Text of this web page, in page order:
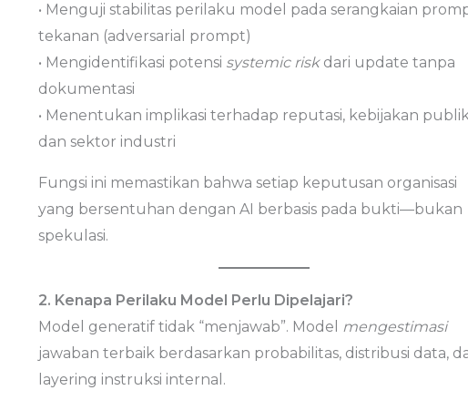
• Menguji stabilitas perilaku model pada serangkaian
tekanan (adversarial prompt)
• Mengidentifikasi potensi systemic riskdari update tanpa
dokumentasi
• Menentukan implikasi terhadap reputasi, kebijakan
dan sektor industri
Fungsi ini memastikan bahwa setiap keputusan organisasi
yang bersentuhan dengan AI berbasis pada bukti—bukan
spekulasi.
2. Kenapa Perilaku Model Perlu Dipelajari?
Model generatif tidak “menjawab”. Model mengestimasi
jawaban terbaik berdasarkan probabilitas, distribusi data,
layering instruksi internal.